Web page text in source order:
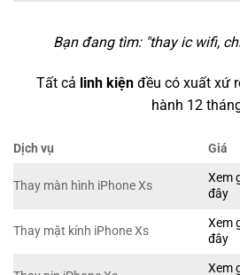
Bạn đang tìm: "thay ic wifi,
Tất cả linh kiện đều có xuất xứ
hành 12
Dịch vụ Giá
Thay màn hình iPhone Xs
Xem
đây
Thay mặt kính iPhone Xs
Xem
đây
Xem